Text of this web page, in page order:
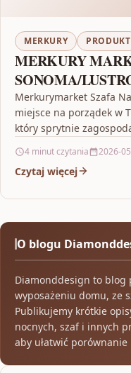
MERKURY PRODUKT
MERKURY
SONOMA/
Merkurymarket Szafa
miejsce na porządek w
który sprytnie
4 minut czytania 2026-
Czytaj więcej
O blogu
Diamonddesign to blog
wyposażeniu domu, ze
Publikujemy krótkie
nocnych, szaf i innych
aby ułatwić